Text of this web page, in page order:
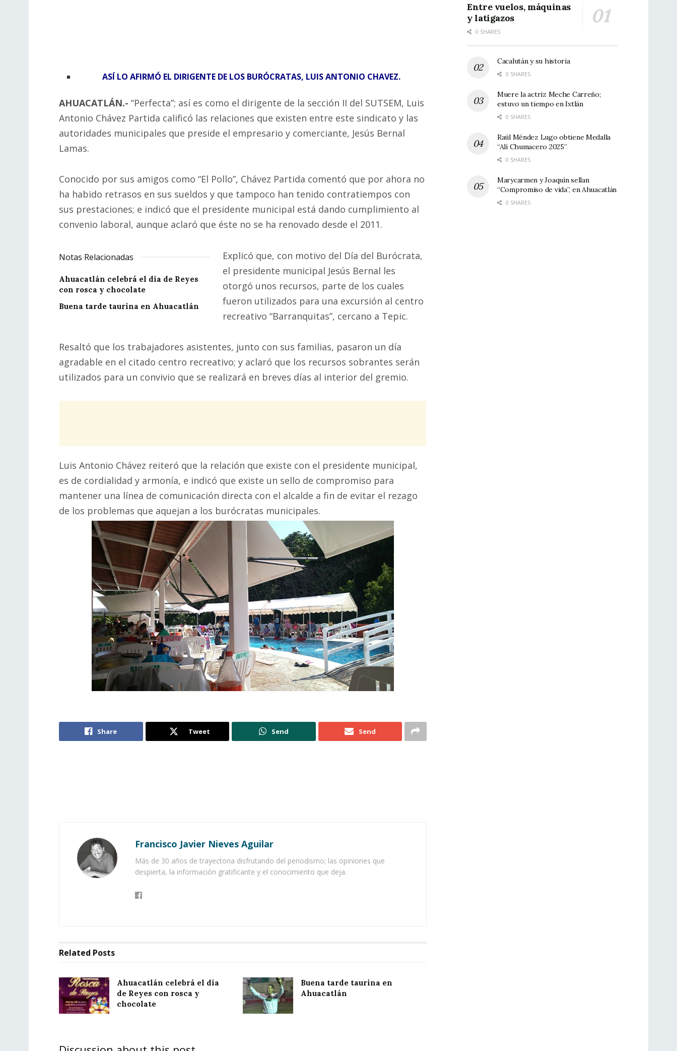
ASÍ LO AFIRMÓ EL DIRIGENTE DE LOS BURÓCRATAS, LUIS ANTONIO CHAVEZ.
AHUACATLÁN.- “Perfecta”; así es como el dirigente de la sección II del SUTSEM, Luis
Antonio Chávez Partida calificó las relaciones que existen entre este sindicato y las
autoridades municipales que preside el empresario y comerciante, Jesús Bernal
Lamas.
Conocido por sus amigos como “El Pollo”, Chávez Partida comentó que por ahora no
ha habido retrasos en sus sueldos y que tampoco han tenido contratiempos con
sus prestaciones; e indicó que el presidente municipal está dando cumplimiento al
convenio laboral, aunque aclaró que éste no se ha renovado desde el 2011.
Notas Relacionadas
Ahuacatlán celebrá el día de Reyes
con rosca y chocolate
Buena tarde taurina en Ahuacatlán
Explicó que, con motivo del Día del Burócrata,
el presidente municipal Jesús Bernal les
otorgó unos recursos, parte de los cuales
fueron utilizados para una excursión al centro
recreativo “Barranquitas”, cercano a Tepic.
Resaltó que los trabajadores asistentes, junto con sus familias, pasaron un día
agradable en el citado centro recreativo; y aclaró que los recursos sobrantes serán
utilizados para un convivio que se realizará en breves días al interior del gremio.
Luis Antonio Chávez reiteró que la relación que existe con el presidente municipal,
es de cordialidad y armonía, e indicó que existe un sello de compromiso para
mantener una línea de comunicación directa con el alcalde a fin de evitar el rezago
de los problemas que aquejan a los burócratas municipales.
Share Tweet Send Send
Francisco Javier Nieves Aguilar
Más de 30 años de trayectoria disfrutando del periodismo; las opiniones que
despierta, la información gratificante y el conocimiento que deja.
Related Posts
Ahuacatlán celebrá el día
de Reyes con rosca y
chocolate
Buena tarde taurina en
Ahuacatlán
Entre vuelos, máquinas
y latigazos
0 SHARES
Cacalután y su historia
0 SHARES
Muere la actriz Meche Carreño;
estuvo un tiempo en Ixtlán
0 SHARES
Raúl Méndez Lugo obtiene Medalla
“Alí Chumacero 2025”
0 SHARES
Marycarmen y Joaquín sellan
“Compromiso de vida”, en Ahuacatlán
0 SHARES